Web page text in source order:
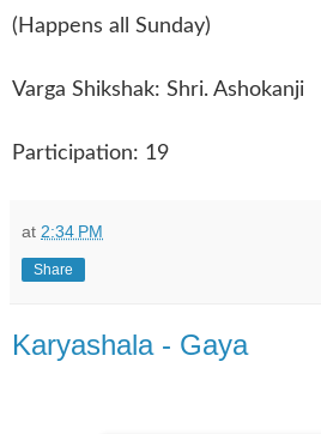
(Happens all Sunday)
Varga Shikshak: Shri. Ashokanji
Participation: 19
at 2:34 PM
Share
Karyashala - Gaya